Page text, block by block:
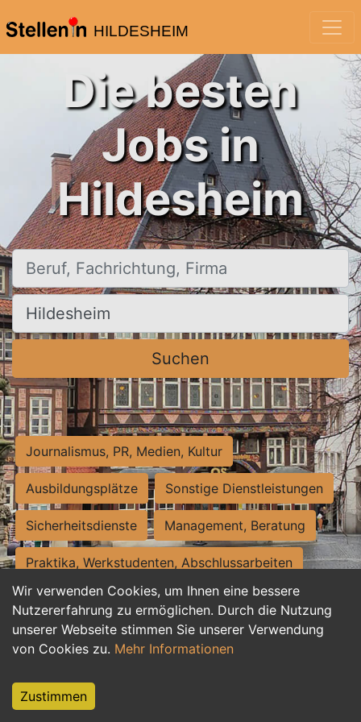
HILDESHEIM
Wir verwenden Cookies, um Ihnen eine bessere
Nutzererfahrung zu ermöglichen. Durch die Nutzung
unserer Webseite stimmen Sie unserer Verwendung
von Cookies zu. Mehr Informationen
Zustimmen
Die besten
Jobs in
Hildesheim
Beruf, Fachrichtung, Firma
Ort, Stadt
Suchen
Journalismus, PR, Medien, Kultur
Ausbildungsplätze Sonstige Dienstleistungen
Sicherheitsdienste Management, Beratung
Praktika, Werkstudenten, Abschlussarbeiten
Personalwesen Assistenz, Sekretariat
Hilfskräfte, Aushilfs- und Nebenjobs
Weiterbildung, Studium, duale Ausbildung